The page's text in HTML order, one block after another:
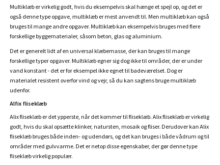
Multiklæb er virkelig godt, hvis du eksempelvis skal hænge et spejl op, og det er
også denne type opgave, multiklæb er mest anvendt til. Men multiklæb kan også
bruges til mange andre opgaver. Multiklæb kan eksempelvis bruges med flere
forskellige byggematerialer, såsom beton, glas og aluminium.
Det er generelt lidt af en universal klæbemasse, der kan bruges til mange
forskellige typer opgaver. Multiklæb egner sig dog ikke til områder, der er under
vand konstant - det er for eksempel ikke egnet til badeværelset. Dog er
materialet resistent overfor vind og vejr, så du kan sagtens bruge multiklæb
udenfor.
Alfix fliseklæb
Alix fliseklæb er det ypperste, når det kommer til fliseklæb. Alix fliseklæb er virkelig
godt, hvis du skal opsætte klinker, natursten, mosaik og fliser. Derudover kan Alix
fliseklæb bruges både inden- og udendørs, og det kan bruges i både vådrum og til
områder med gulvvarme. Det er netop disse egenskaber, der gør denne type
fliseklæb virkelig populær.